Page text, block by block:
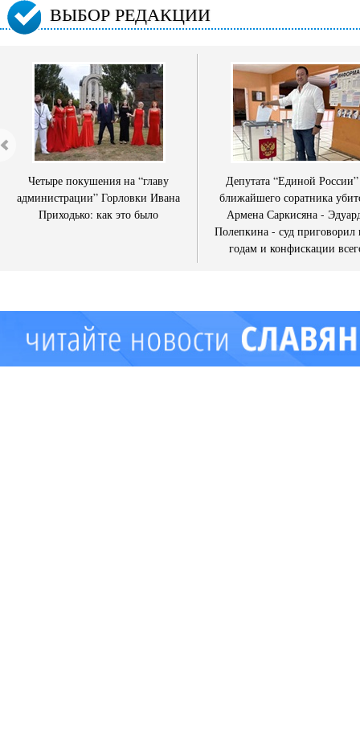
ВЫБОР РЕДАКЦИИ
Четыре покушения на “главу
администрации” Горловки Ивана
Приходько: как это было
Депутата “Единой
ближайшего соратника
Армена Саркисяна -
Полепкина - суд приговорил
годам и конфискации